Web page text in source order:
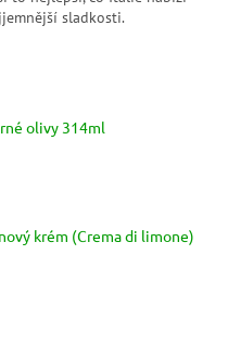
sladkosti.
olivy 314ml
krém (Crema di limone)